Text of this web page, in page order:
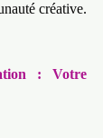
créative.
: Votre